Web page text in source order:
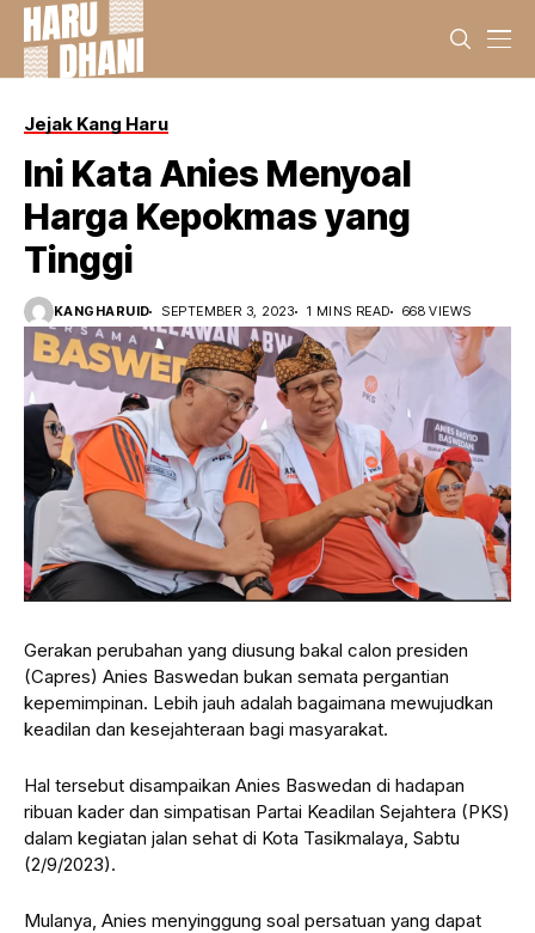
Jejak Kang Haru
Ini Kata Anies Menyoal
Harga Kepokmas yang
Tinggi
KANGHARUID SEPTEMBER 3, 2023 1 MINS READ 668 VIEWS
Gerakan perubahan yang diusung bakal calon presiden
(Capres) Anies Baswedan bukan semata pergantian
kepemimpinan. Lebih jauh adalah bagaimana mewujudkan
keadilan dan kesejahteraan bagi masyarakat.
Hal tersebut disampaikan Anies Baswedan di hadapan
ribuan kader dan simpatisan Partai Keadilan Sejahtera (PKS)
dalam kegiatan jalan sehat di Kota Tasikmalaya, Sabtu
(2/9/2023).
Mulanya, Anies menyinggung soal persatuan yang dapat